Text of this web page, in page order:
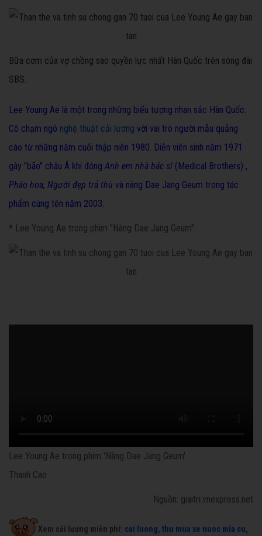
Bữa cơm của vợ chồng sao quyền lực nhất Hàn Quốc trên sóng đài
SBS.
Lee Young Ae là một trong những biểu tượng nhan sắc Hàn Quốc.
Cô chạm ngõ nghệ thuật cải lương với vai trò người mẫu quảng
cáo từ những năm cuối thập niên 1980. Diễn viên sinh năm 1971
gây "bão" châu Á khi đóng Anh em nhà bác sĩ(Medical Brothers) ,
Pháo hoa, Người đẹp trả thù và nàng Dae Jang Geum trong tác
phẩm cùng tên năm 2003.
* Lee Young Ae trong phim "Nàng Dae Jang Geum"
Lee Young Ae trong phim 'Nàng Dae Jang Geum'
Thanh Cao
Nguồn: giaitri.vnexpress.net
Xem cải lương miễn phí: cai luong, thu mua xe nuoc mia cu,